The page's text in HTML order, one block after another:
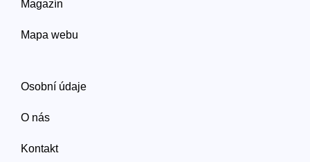
Magazín
Mapa webu
Osobní údaje
O nás
Kontakt